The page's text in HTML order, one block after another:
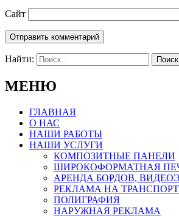
Сайт
Найти:
МЕНЮ
ГЛАВНАЯ
О НАС
НАШИ РАБОТЫ
НАШИ УСЛУГИ
КОМПОЗИТНЫЕ ПАНЕЛИ
ШИРОКОФОРМАТНАЯ
АРЕНДА БОРДОВ,
РЕКЛАМА НА
ПОЛИГРАФИЯ
НАРУЖНАЯ РЕКЛАМА